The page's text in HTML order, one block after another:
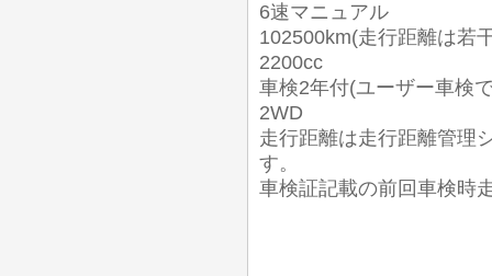
6速マニュアル
102500km(走行距離は若
2200cc
車検2年付(ユーザー車検
2WD
走行距離は走行距離管理
す。
車検証記載の前回車検時